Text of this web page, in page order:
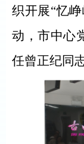
织开展“忆
动，市中心
任曾正纪同